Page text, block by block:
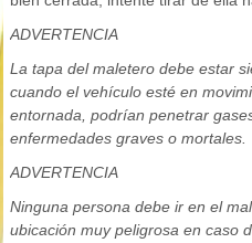
ADVERTENCIA
La tapa del maletero debe estar
cuando el vehículo esté en
entornada, podrían penetrar
enfermedades graves o mortales.
ADVERTENCIA
Ninguna persona debe ir en el
ubicación muy peligrosa en caso